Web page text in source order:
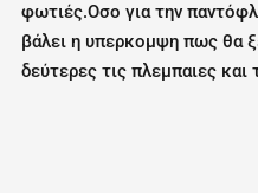
φωτιές.Οσο για την
βάλει η υπερκομψη πως θα
δεύτερες τις πλεμπαιες και